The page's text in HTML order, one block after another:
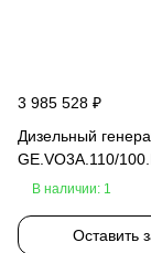
3 985 528 ₽
Дизельный
GE.VO3A.110/
В наличии: 1
Оставить